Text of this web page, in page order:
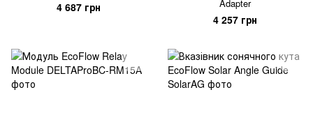
4 687 грн
Adapter
4 257 грн